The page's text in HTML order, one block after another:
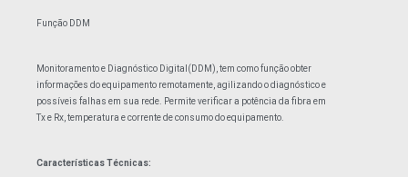
Função DDM
Monitoramento e Diagnóstico Digital(DDM), tem como função obter
informações do equipamento remotamente, agilizando o diagnóstico e
possíveis falhas em sua rede. Permite verificar a potência da fibra em
Tx e Rx, temperatura e corrente de consumo do equipamento.
Características Técnicas: